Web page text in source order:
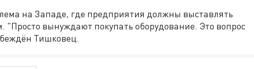
на Западе, где предприятия должны выставлять
"Просто вынуждают покупать оборудование. Это вопрос
Тишковец.